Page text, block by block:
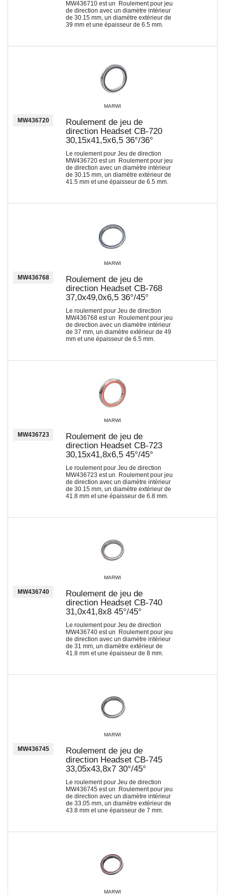
MW436710 est un Roulement pour jeu
de direction avec un diamètre intérieur
de 30.15 mm, un diamètre extérieur de
39 mm et une épaisseur de 6.5 mm.
MARWI
MW436720
Roulement de jeu de
direction Headset CB-720
30,15x41,5x6,5 36°/36°
Le roulement pour Jeu de direction
MW436720 est un Roulement pour jeu
de direction avec un diamètre intérieur
de 30.15 mm, un diamètre extérieur de
41.5 mm et une épaisseur de 6.5 mm.
MARWI
MW436768
Roulement de jeu de
direction Headset CB-768
37,0x49,0x6,5 36°/45°
Le roulement pour Jeu de direction
MW436768 est un Roulement pour jeu
de direction avec un diamètre intérieur
de 37 mm, un diamètre extérieur de 49
mm et une épaisseur de 6.5 mm.
MARWI
MW436723
Roulement de jeu de
direction Headset CB-723
30,15x41,8x6,5 45°/45°
Le roulement pour Jeu de direction
MW436723 est un Roulement pour jeu
de direction avec un diamètre intérieur
de 30.15 mm, un diamètre extérieur de
41.8 mm et une épaisseur de 6.8 mm.
MARWI
MW436740
Roulement de jeu de
direction Headset CB-740
31,0x41,8x8 45°/45°
Le roulement pour Jeu de direction
MW436740 est un Roulement pour jeu
de direction avec un diamètre intérieur
de 31 mm, un diamètre extérieur de
41.8 mm et une épaisseur de 8 mm.
MARWI
MW436745
Roulement de jeu de
direction Headset CB-745
33,05x43,8x7 30°/45°
Le roulement pour Jeu de direction
MW436745 est un Roulement pour jeu
de direction avec un diamètre intérieur
de 33.05 mm, un diamètre extérieur de
43.8 mm et une épaisseur de 7 mm.
MARWI